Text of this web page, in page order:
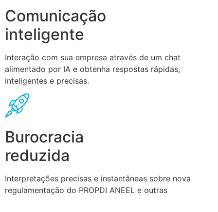
Comunicação
inteligente
Interação com sua empresa através de um chat
alimentado por IA e obtenha respostas rápidas,
inteligentes e precisas.
Burocracia
reduzida
Interpretações precisas e instantâneas sobre nova
regulamentação do PROPDI ANEEL e outras